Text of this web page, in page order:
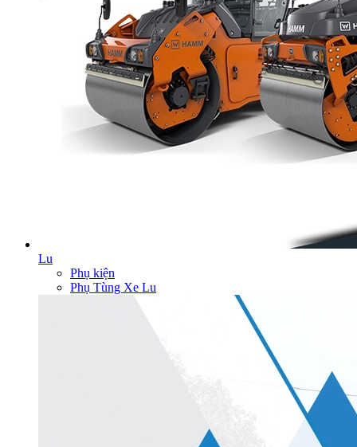
Lu
Phụ kiện
Phụ Tùng Xe Lu